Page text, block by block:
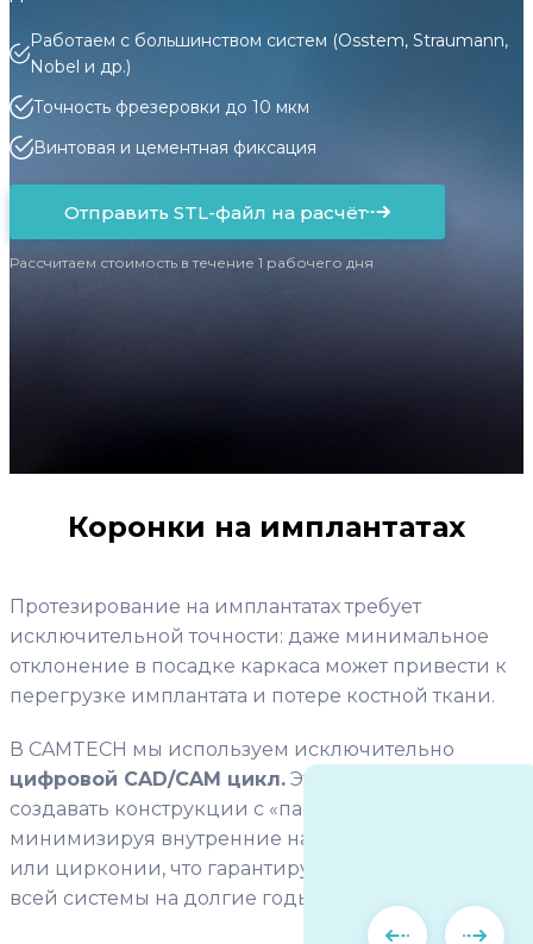
Работаем с большинством систем (Osstem, Straumann,
Nobel и др.)
Точность фрезеровки до 10 мкм
Винтовая и цементная фиксация
Отправить STL-файл на расчёт
Рассчитаем стоимость в течение 1 рабочего дня
Коронки на имплантатах
Протезирование на имплантатах требует
исключительной точности: даже минимальное
отклонение в посадке каркаса может привести к
перегрузке имплантата и потере костной ткани.
В CAMTECH мы используем исключительно
цифровой CAD/CAM цикл. Это позволяет нам
создавать конструкции с «пассивной посадкой»,
минимизируя внутренние напряжения в металле
или цирконии, что гарантирует стабильность
всей системы на долгие годы.